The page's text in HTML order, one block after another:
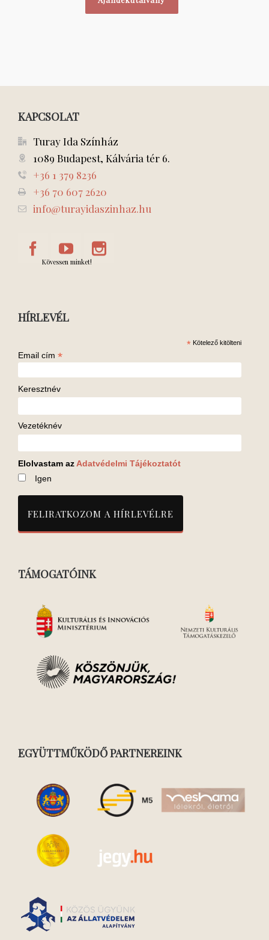
KAPCSOLAT
Turay Ida Színház
1089 Budapest, Kálvária tér 6.
+36 1 379 8236
+36 70 607 2620
info@turayidaszinhaz.hu
Kövessen minket!
HÍRLEVÉL
* Kötelező kitölteni
Email cím *
Keresztnév
Vezetéknév
Elolvastam az Adatvédelmi Tájékoztatót
Igen
TÁMOGATÓINK
EGYÜTTMŰKÖDŐ PARTNEREINK